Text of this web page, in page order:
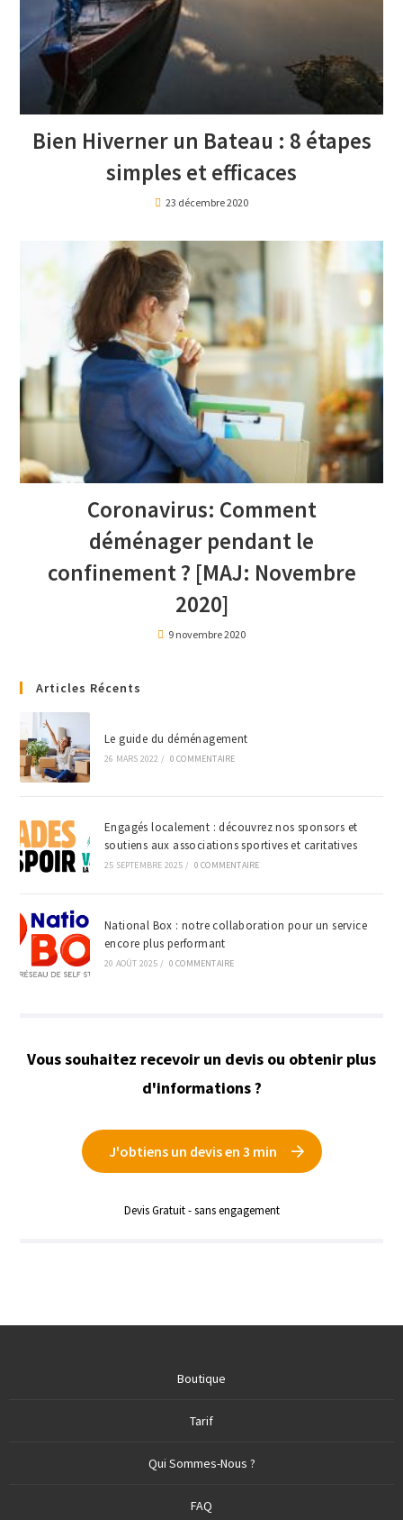
Bien Hiverner un Bateau : 8 étapes
simples et efficaces
23 décembre 2020
Coronavirus: Comment
déménager pendant le
confinement ? [MAJ: Novembre
2020]
9 novembre 2020
Articles Récents
Le guide du déménagement
26 MARS 2022 / 0 COMMENTAIRE
Engagés localement : découvrez nos sponsors et
soutiens aux associations sportives et caritatives
25 SEPTEMBRE 2025 / 0 COMMENTAIRE
National Box : notre collaboration pour un service
encore plus performant
20 AOÛT 2025 / 0 COMMENTAIRE
Vous souhaitez recevoir un devis ou obtenir plus
d'informations ?
J'obtiens un devis en 3 min
Devis Gratuit - sans engagement
Boutique
Tarif
Qui Sommes-Nous ?
FAQ